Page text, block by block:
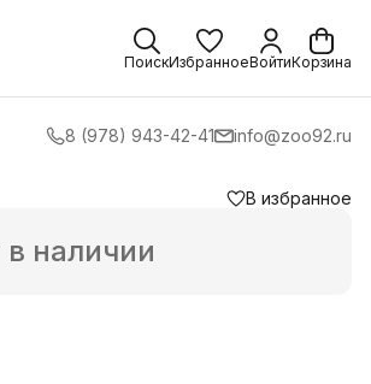
ПоискИзбранноеВойтиКорзина
8 (978) 943-42-41 info@zoo92.ru
В избранное
в наличии